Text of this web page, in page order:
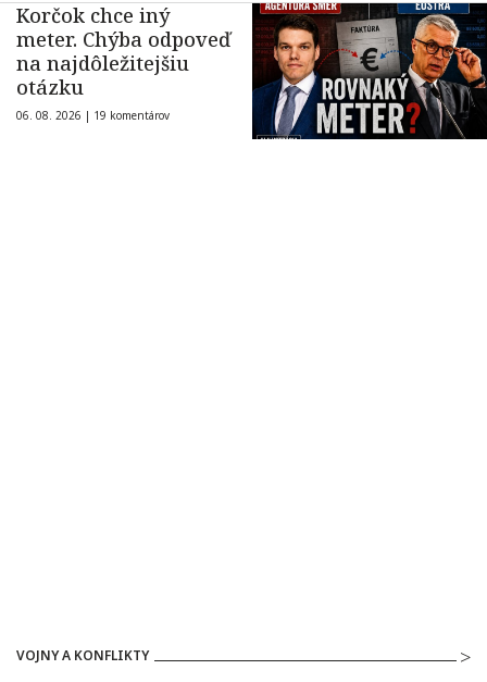
Korčok chce iný
meter. Chýba odpoveď
na najdôležitejšiu
otázku
06. 08. 2026 | 19 komentárov
VOJNY A KONFLIKTY